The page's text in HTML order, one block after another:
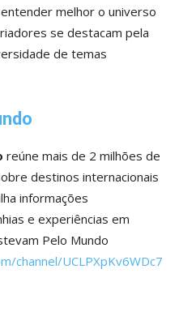
melhor o universo
se destacam pela
de temas
reúne mais de 2 milhões de
destinos internacionais
informações
e experiências em
Pelo Mundo
channel/UCLPXpKv6WDc7